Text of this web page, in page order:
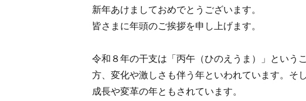
新年あけましておめでとうございます。
皆さまに年頭のご挨拶を申し上げます。
令和８年の干支は「丙午（ひのえうま）」という
方、変化や激しさも伴う年といわれています。そ
成長や変革の年ともされています。